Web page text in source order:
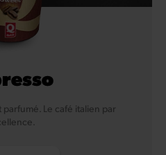
Le café italien par